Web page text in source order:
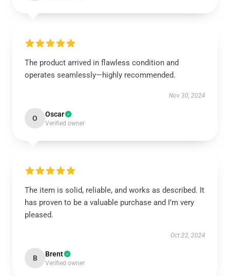
The product arrived in flawless condition and
operates seamlessly—highly recommended.
Nov 30, 2024
O Oscar
Verified owner
The item is solid, reliable, and works as described. It
has proven to be a valuable purchase and I’m very
pleased.
Oct 22, 2024
B Brent
Verified owner